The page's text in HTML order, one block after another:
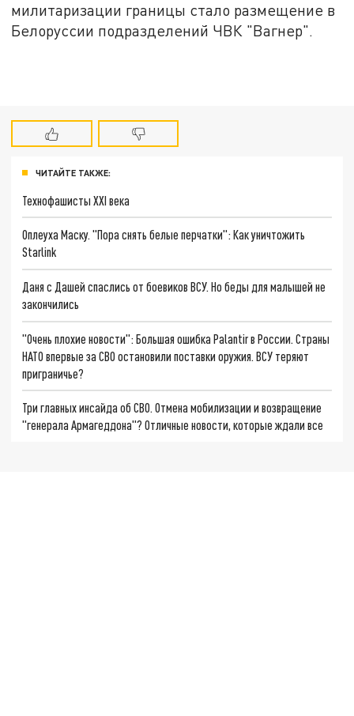
милитаризации границы стало размещение в
Белоруссии подразделений ЧВК "Вагнер".
ЧИТАЙТЕ ТАКЖЕ:
Технофашисты XXI века
Оплеуха Маску. "Пора снять белые перчатки": Как уничтожить
Starlink
Даня с Дашей спаслись от боевиков ВСУ. Но беды для малышей не
закончились
"Очень плохие новости": Большая ошибка Palantir в России. Страны
НАТО впервые за СВО остановили поставки оружия. ВСУ теряют
приграничье?
Три главных инсайда об СВО. Отмена мобилизации и возвращение
"генерала Армагеддона"? Отличные новости, которые ждали все